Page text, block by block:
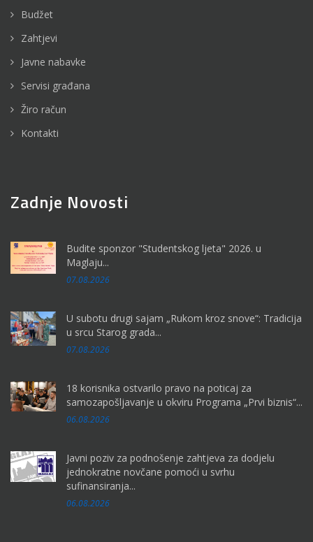
Budžet
Zahtjevi
Javne nabavke
Servisi građana
Žiro račun
Kontakti
Zadnje Novosti
Budite sponzor "Studentskog ljeta" 2026. u
Maglaju...
07.08.2026
U subotu drugi sajam „Rukom kroz snove“: Tradicija
u srcu Starog grada...
07.08.2026
18 korisnika ostvarilo pravo na poticaj za
samozapošljavanje u okviru Programa „Prvi biznis“...
06.08.2026
Javni poziv za podnošenje zahtjeva za dodjelu
jednokratne novčane pomoći u svrhu
sufinansiranja...
06.08.2026